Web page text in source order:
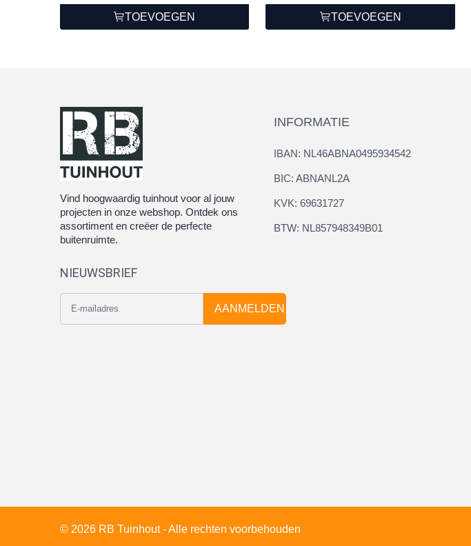
TOEVOEGEN TOEVOEGEN
Vind hoogwaardig tuinhout voor al jouw
projecten in onze webshop. Ontdek ons
assortiment en creëer de perfecte
buitenruimte.
NIEUWSBRIEF
AANMELDEN
INFORMATIE
IBAN: NL46ABNA0495934542
BIC: ABNANL2A
KVK: 69631727
BTW: NL857948349B01
© 2026 RB Tuinhout - Alle rechten voorbehouden